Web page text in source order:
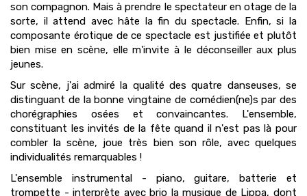
son compagnon. Mais à prendre le spectateur en otage de la
sorte, il attend avec hâte la fin du spectacle. Enfin, si la
composante érotique de ce spectacle est justifiée et plutôt
bien mise en scène, elle m'invite à le déconseiller aux plus
jeunes.
Sur scène, j'ai admiré la qualité des quatre danseuses, se
distinguant de la bonne vingtaine de comédien(ne)s par des
chorégraphies osées et convaincantes. L'ensemble,
constituant les invités de la fête quand il n'est pas là pour
combler la scène, joue très bien son rôle, avec quelques
individualités remarquables !
L'ensemble instrumental - piano, guitare, batterie et
trompette - interprète avec brio la musique de Lippa, dont